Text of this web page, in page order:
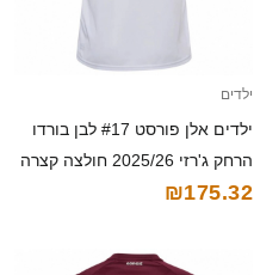
ילדים
ילדים אלן פורסט #17 לבן בורדו
הרחק ג'רזי 2025/26 חולצה קצרה
₪175.32